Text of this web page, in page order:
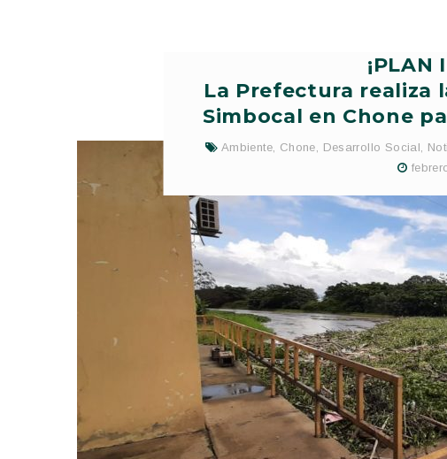
¡PLAN
La Prefectura realiza
Simbocal en Chone
Ambiente, Chone, Desarrollo Social,